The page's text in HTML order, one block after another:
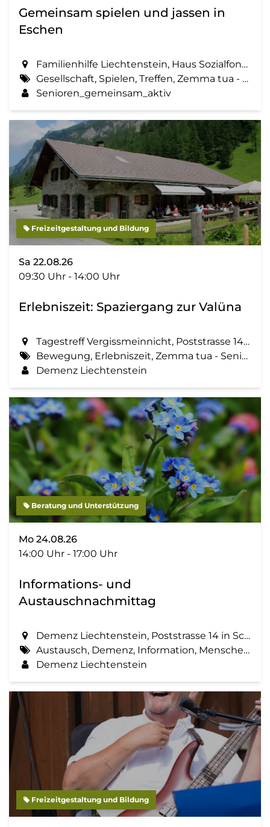
Gemeinsam spielen und jassen in
Eschen
Familienhilfe Liechtenstein, Haus Sozialfonds, St. Martinsring 73 in Eschen
Gesellschaft, Spielen, Treffen, Zemma tua - Senioren gemeinsam aktiv
Senioren_gemeinsam_aktiv
Freizeitgestaltung und Bildung
Sa 22.08.26
09:30 Uhr - 14:00 Uhr
Erlebniszeit: Spaziergang zur Valüna
Tagestreff Vergissmeinnicht, Poststrasse 14 in Schaan
Bewegung, Erlebniszeit, Zemma tua - Senioren gemeinsam aktiv, Spaziergang, Geselligkeit
Demenz Liechtenstein
Beratung und Unterstützung
Mo 24.08.26
14:00 Uhr - 17:00 Uhr
Informations- und
Austauschnachmittag
Demenz Liechtenstein, Poststrasse 14 in Schaan
Austausch, Demenz, Information, Menschen mit Demenz, Zemma tua - Senioren gemeinsam aktiv
Demenz Liechtenstein
Freizeitgestaltung und Bildung